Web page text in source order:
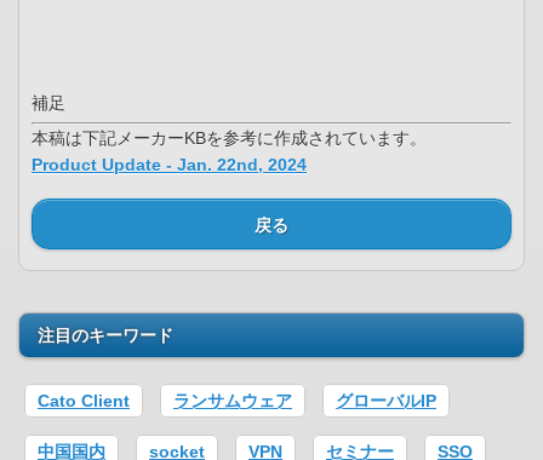
補足
本稿は下記メーカーKBを参考に作成されています。
Product Update - Jan. 22nd, 2024
戻る
注目のキーワード
Cato Client ランサムウェア グローバルIP
中国国内 socket VPN セミナー SSO